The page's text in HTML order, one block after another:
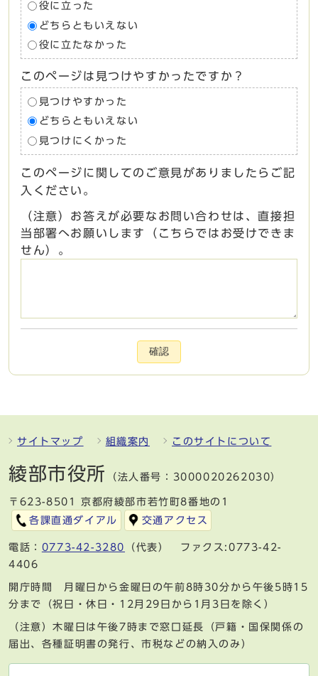
役に立った
どちらともいえない
役に立たなかった
このページは見つけやすかったですか？
見つけやすかった
どちらともいえない
見つけにくかった
このページに関してのご意見がありましたらご記
入ください。
（注意）お答えが必要なお問い合わせは、直接担
当部署へお願いします（こちらではお受けできま
せん）。
確認
サイトマップ 組織案内 このサイトについて
綾部市役所 （法人番号：3000020262030）
〒623-8501 京都府綾部市若竹町8番地の1
各課直通ダイアル
交通アクセス
電話： 0773-42-3280
（代表） ファクス:0773-42-
4406
開庁時間 月曜日から金曜日の午前8時30分から午後5時15
分まで（祝日・休日・12月29日から1月3日を除く）
（注意）木曜日は午後7時まで窓口延長（戸籍・国保関係の
届出、各種証明書の発行、市税などの納入のみ）